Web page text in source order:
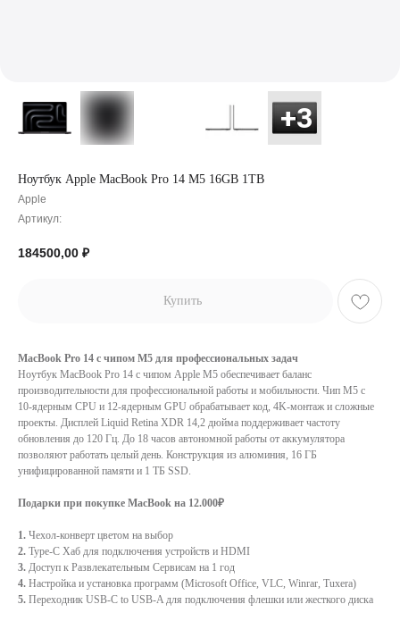
Ноутбук Apple MacBook Pro 14 M5 16GB 1TB
Apple
Артикул:
184500,00 ₽
Купить
MacBook Pro 14 с чипом M5 для профессиональных задач
Ноутбук MacBook Pro 14 с чипом Apple M5 обеспечивает баланс
производительности для профессиональной работы и мобильности. Чип M5 с
10‑ядерным CPU и 12‑ядерным GPU обрабатывает код, 4K-монтаж и сложные
проекты. Дисплей Liquid Retina XDR 14,2 дюйма поддерживает частоту
обновления до 120 Гц. До 18 часов автономной работы от аккумулятора
позволяют работать целый день. Конструкция из алюминия, 16 ГБ
унифицированной памяти и 1 ТБ SSD.
Подарки при покупке MacBook на 12.000₽
1. Чехол-конверт цветом на выбор
2. Type-C Хаб для подключения устройств и HDMI
3. Доступ к Развлекательным Сервисам на 1 год
4. Настройка и установка программ (Microsoft Office, VLC, Winrar, Tuxera)
5. Переходник USB-C to USB-A для подключения флешки или жесткого диска